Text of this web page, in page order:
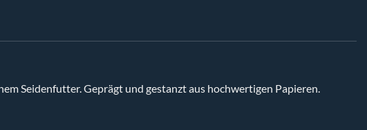
Seidenfutter. Geprägt und gestanzt aus hochwertigen Papieren.